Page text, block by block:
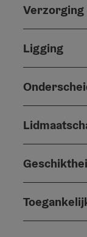
Verzorging
Ligging